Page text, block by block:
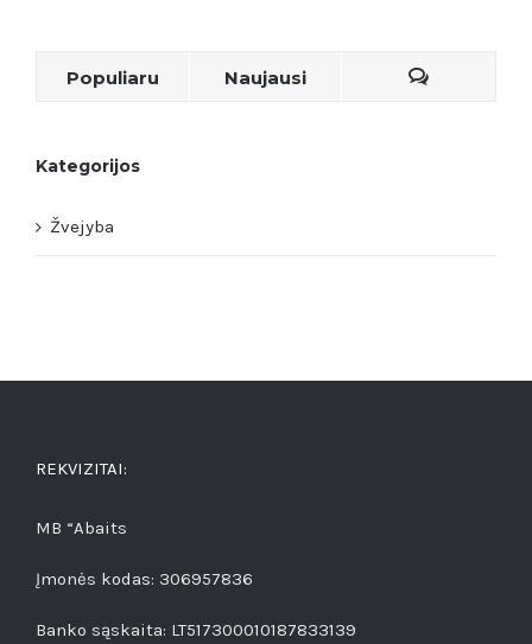
Populiaru Naujausi
Kategorijos
Žvejyba
REKVIZITAI:
MB “Abaits
Įmonės kodas: 306957836
Banko sąskaita: LT517300010187833139